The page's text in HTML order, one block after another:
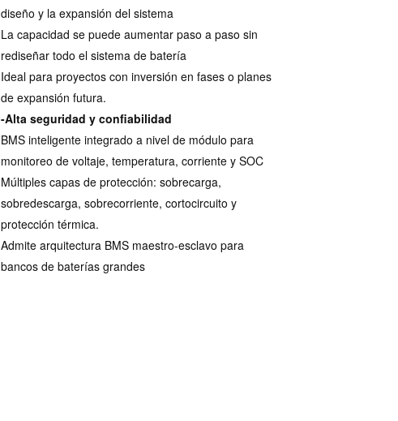
diseño y la expansión del sistema
La capacidad se puede aumentar paso a paso sin
rediseñar todo el sistema de batería
Ideal para proyectos con inversión en fases o planes
de expansión futura.
-Alta seguridad y confiabilidad
BMS inteligente integrado a nivel de módulo para
monitoreo de voltaje, temperatura, corriente y SOC
Múltiples capas de protección: sobrecarga,
sobredescarga, sobrecorriente, cortocircuito y
protección térmica.
Admite arquitectura BMS maestro-esclavo para
bancos de baterías grandes